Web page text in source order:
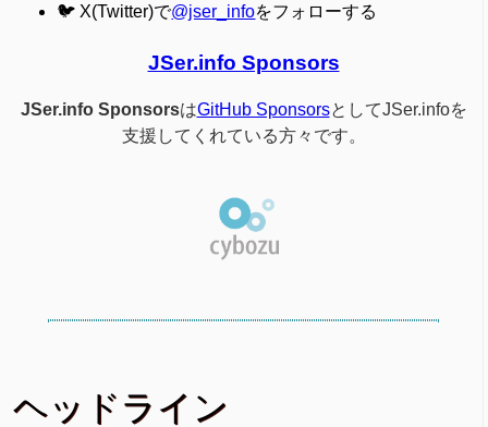
🐦 X(Twitter)で@jser_infoをフォローする
JSer.info Sponsors
JSer.info SponsorsはGitHub SponsorsとしてJSer.infoを
支援してくれている方々です。
ヘッドライン